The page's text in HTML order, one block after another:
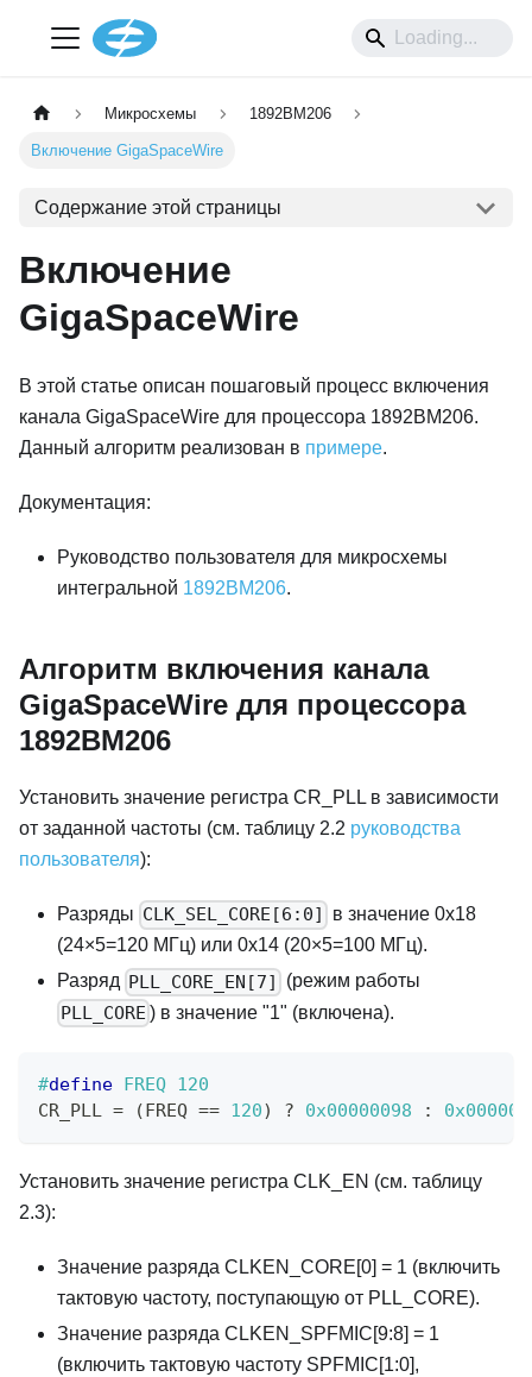
Микросхемы 1892ВМ206
Включение GigaSpaceWire
Содержание этой страницы
Включение
GigaSpaceWire
В этой статье описан пошаговый процесс включения
канала GigaSpaceWire для процессора 1892ВМ206.
Данный алгоритм реализован в примере.
Документация:
Руководство пользователя для микросхемы
интегральной 1892ВМ206.
Алгоритм включения канала
GigaSpaceWire для процессора
1892ВМ206
Установить значение регистра CR_PLL в зависимости
от заданной частоты (см. таблицу 2.2 руководства
пользователя):
Разряды CLK_SEL_CORE[6:0]
в значение 0x18
(24×5=120 МГц) или 0x14 (20×5=100 МГц).
Разряд PLL_CORE_EN[7] (режим работы
PLL_CORE ) в значение "1" (включена).
#define FREQ 120
CR_PLL = (FREQ == 120) ? 0x00000098 :
Установить значение регистра CLK_EN (см. таблицу
2.3):
Значение разряда CLKEN_CORE[0] = 1 (включить
тактовую частоту, поступающую от PLL_CORE).
Значение разряда CLKEN_SPFMIC[9:8] = 1
(включить тактовую частоту SPFMIC[1:0],